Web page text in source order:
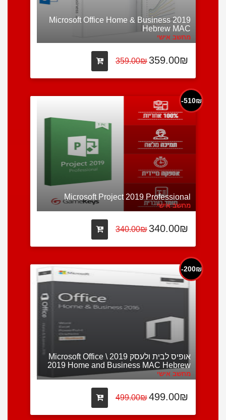
Microsoft Office Home & Business 2019
Hebrew MAC
מחשב אישי
359.00₪ 359.00₪
510₪-
Microsoft Project 2019 Professional
מחשב אישי
340.00₪ 340.00₪
200₪-
אופיס לבית ולעסק 2019 \ Microsoft Office
2019 Home and Business MAC Hebrew
מחשב אישי
499.00₪499.00₪